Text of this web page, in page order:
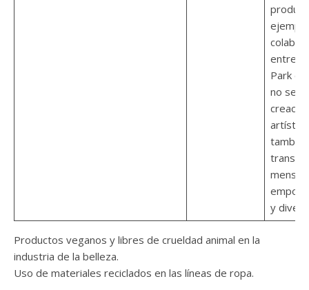
entre
Park
no se
también
y
Productos veganos y libres de crueldad animal en la
industria de la belleza.
Uso de materiales reciclados en las líneas de ropa.